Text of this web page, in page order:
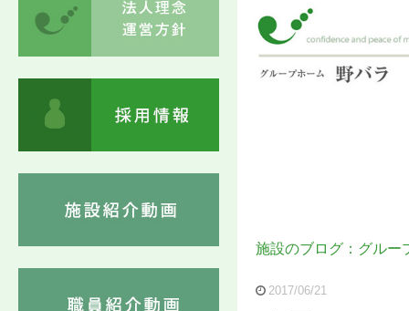
施設のブログ：グルー
2017/06/21